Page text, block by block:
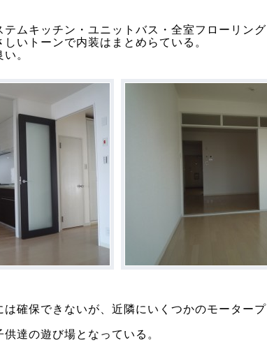
テムキッチン・ユニットバス・全室フローリング
しいトーンで内装はまとめらている。
。
確保できないが、近隣にいくつかのモータープ
達の遊び場となっている。